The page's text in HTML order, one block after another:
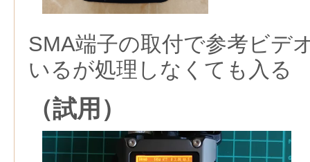
SMA端子の取付で参考ビデ
いるが処理しなくても入る
（試用）